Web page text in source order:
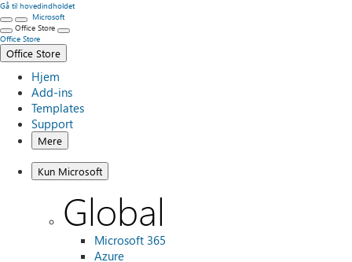
Gå til hovedindholdet
Microsoft
Office Store
Office Store
Office Store
Hjem
Add-ins
Templates
Support
Mere
Kun Microsoft
Global
Microsoft 365
Azure